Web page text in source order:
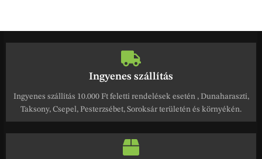
Ingyenes szállítás
Ingyenes szállítás 10.000 Ft feletti rendelések esetén , Dunaharaszti,
Taksony, Csepel, Pesterzsébet, Soroksár területén és környékén.